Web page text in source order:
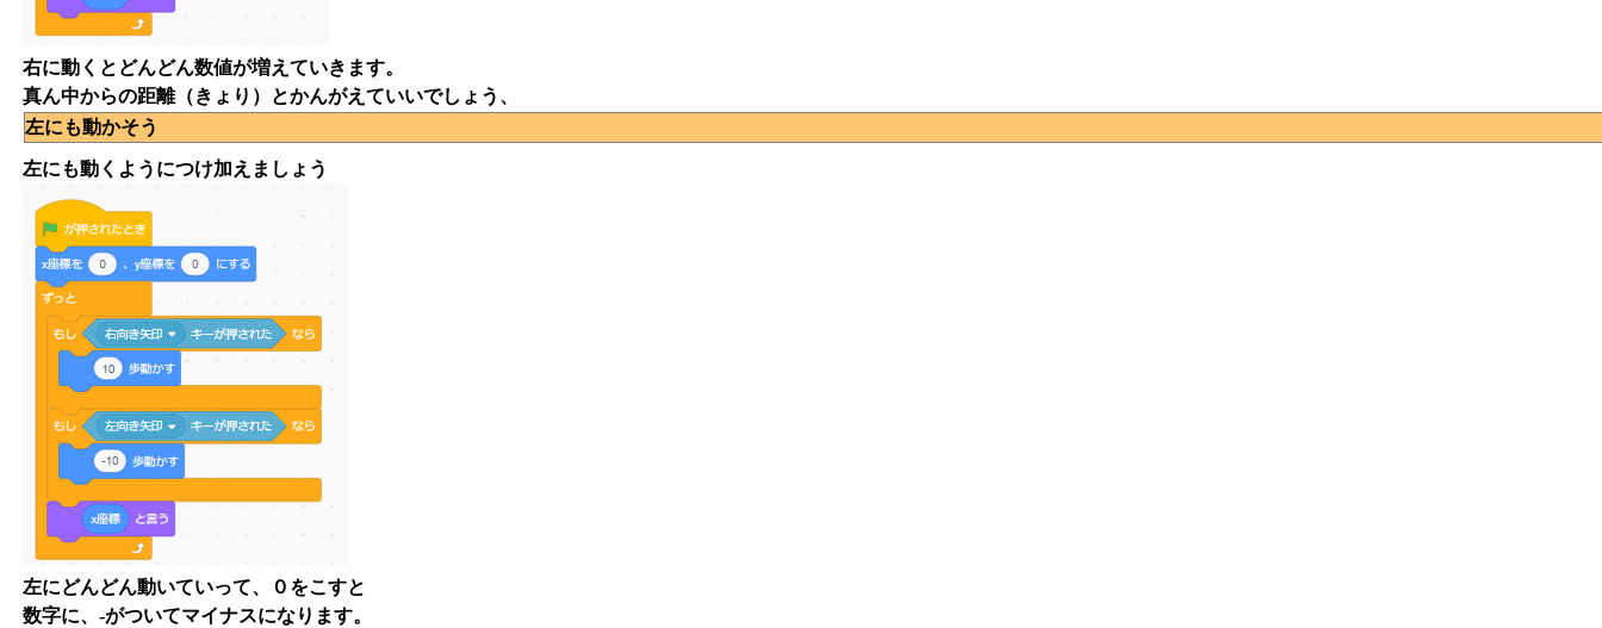
右に動くとどんどん数値が増えていきます。
真ん中からの距離（きょり）とかんがえていいでしょう、
左にも動かそう
左にも動くようにつけ加えましょう
左にどんどん動いていって、０をこすと
数字に、-がついてマイナスになります。